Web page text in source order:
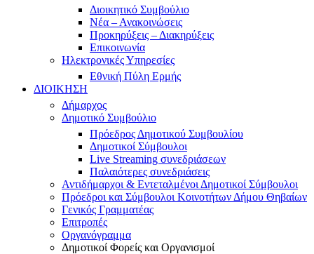
Διοικητικό Συμβούλιο
Νέα – Ανακοινώσεις
Προκηρύξεις – Διακηρύξεις
Επικοινωνία
Ηλεκτρονικές Υπηρεσίες
Εθνική Πύλη Ερμής
ΔΙΟΙΚΗΣΗ
Δήμαρχος
Δημοτικό Συμβούλιο
Πρόεδρος Δημοτικού Συμβουλίου
Δημοτικοί Σύμβουλοι
Live Streaming συνεδριάσεων
Παλαιότερες συνεδριάσεις
Αντιδήμαρχοι & Εντεταλμένοι Δημοτικοί Σύμβουλοι
Πρόεδροι και Σύμβουλοι Κοινοτήτων Δήμου Θηβαίων
Γενικός Γραμματέας
Επιτροπές
Οργανόγραμμα
Δημοτικοί Φορείς και Οργανισμοί